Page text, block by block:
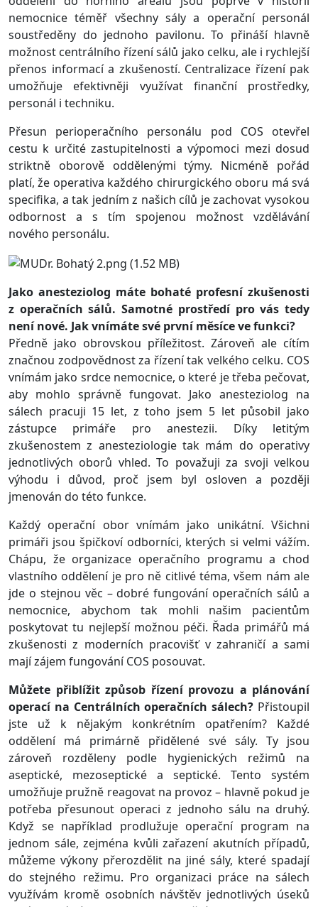
nemocnice téměř všechny sály a operační personál
soustředěny do jednoho pavilonu. To přináší hlavně
možnost centrálního řízení sálů jako celku, ale i rychlejší
přenos informací a zkušeností. Centralizace řízení pak
umožňuje efektivněji využívat finanční prostředky,
personál i techniku.
Přesun perioperačního personálu pod COS otevřel
cestu k určité zastupitelnosti a výpomoci mezi dosud
striktně oborově oddělenými týmy. Nicméně pořád
platí, že operativa každého chirurgického oboru má svá
specifika, a tak jedním z našich cílů je zachovat vysokou
odbornost a s tím spojenou možnost vzdělávání
nového personálu.
Jako anesteziolog máte bohaté profesní zkušenosti
z operačních sálů. Samotné prostředí pro vás tedy
není nové. Jak vnímáte své první měsíce ve funkci?
Předně jako obrovskou příležitost. Zároveň ale cítím
značnou zodpovědnost za řízení tak velkého celku. COS
vnímám jako srdce nemocnice, o které je třeba pečovat,
aby mohlo správně fungovat. Jako anesteziolog na
sálech pracuji 15 let, z toho jsem 5 let působil jako
zástupce primáře pro anestezii. Díky letitým
zkušenostem z anesteziologie tak mám do operativy
jednotlivých oborů vhled. To považuji za svoji velkou
výhodu i důvod, proč jsem byl osloven a později
jmenován do této funkce.
Každý operační obor vnímám jako unikátní. Všichni
primáři jsou špičkoví odborníci, kterých si velmi vážím.
Chápu, že organizace operačního programu a chod
vlastního oddělení je pro ně citlivé téma, všem nám ale
jde o stejnou věc – dobré fungování operačních sálů a
nemocnice, abychom tak mohli našim pacientům
poskytovat tu nejlepší možnou péči. Řada primářů má
zkušenosti z moderních pracovišť v zahraničí a sami
mají zájem fungování COS posouvat.
Můžete přiblížit způsob řízení provozu a plánování
operací na Centrálních operačních sálech? Přistoupil
jste už k nějakým konkrétním opatřením? Každé
oddělení má primárně přidělené své sály. Ty jsou
zároveň rozděleny podle hygienických režimů na
aseptické, mezoseptické a septické. Tento systém
umožňuje pružně reagovat na provoz – hlavně pokud je
potřeba přesunout operaci z jednoho sálu na druhý.
Když se například prodlužuje operační program na
jednom sále, zejména kvůli zařazení akutních případů,
můžeme výkony přerozdělit na jiné sály, které spadají
do stejného režimu. Pro organizaci práce na sálech
využívám kromě osobních návštěv jednotlivých úseků